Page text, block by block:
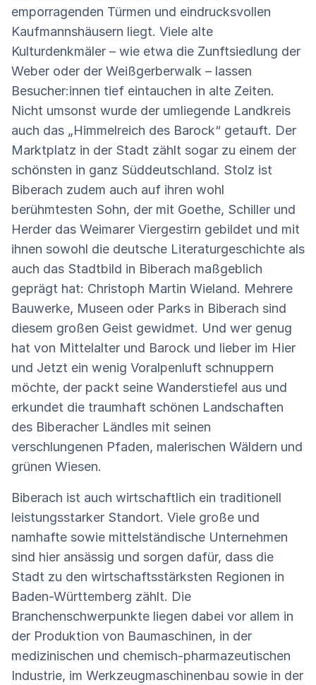
emporragenden Türmen und eindrucksvollen
Kaufmannshäusern liegt. Viele alte
Kulturdenkmäler – wie etwa die Zunftsiedlung der
Weber oder der Weißgerberwalk – lassen
Besucher:innen tief eintauchen in alte Zeiten.
Nicht umsonst wurde der umliegende Landkreis
auch das „Himmelreich des Barock“ getauft. Der
Marktplatz in der Stadt zählt sogar zu einem der
schönsten in ganz Süddeutschland. Stolz ist
Biberach zudem auch auf ihren wohl
berühmtesten Sohn, der mit Goethe, Schiller und
Herder das Weimarer Viergestirn gebildet und mit
ihnen sowohl die deutsche Literaturgeschichte als
auch das Stadtbild in Biberach maßgeblich
geprägt hat: Christoph Martin Wieland. Mehrere
Bauwerke, Museen oder Parks in Biberach sind
diesem großen Geist gewidmet. Und wer genug
hat von Mittelalter und Barock und lieber im Hier
und Jetzt ein wenig Voralpenluft schnuppern
möchte, der packt seine Wanderstiefel aus und
erkundet die traumhaft schönen Landschaften
des Biberacher Ländles mit seinen
verschlungenen Pfaden, malerischen Wäldern und
grünen Wiesen.
Biberach ist auch wirtschaftlich ein traditionell
leistungsstarker Standort. Viele große und
namhafte sowie mittelständische Unternehmen
sind hier ansässig und sorgen dafür, dass die
Stadt zu den wirtschaftsstärksten Regionen in
Baden-Württemberg zählt. Die
Branchenschwerpunkte liegen dabei vor allem in
der Produktion von Baumaschinen, in der
medizinischen und chemisch-pharmazeutischen
Industrie, im Werkzeugmaschinenbau sowie in der